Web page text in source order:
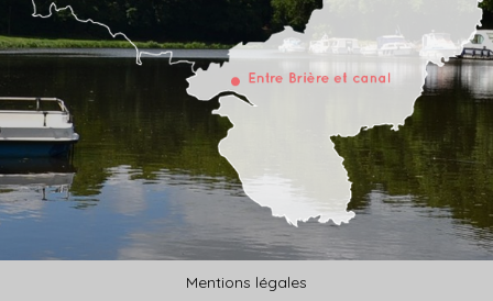
Mentions légales